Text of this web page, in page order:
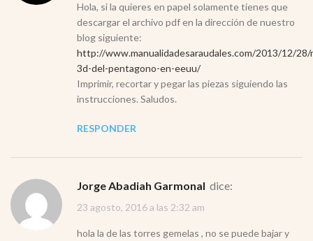
Hola, si la quieres en papel solamente tienes que
descargar el archivo pdf en la dirección de nuestro
blog siguiente:
http://www.manualidadesaraudales.com/2013/12/28/
3d-del-pentagono-en-eeuu/
Imprimir, recortar y pegar las piezas siguiendo las
instrucciones. Saludos.
RESPONDER
Jorge Abadiah Garmonal dice:
23 agosto, 2016 a las 2:32 am
hola la de las torres gemelas , no se puede bajar y